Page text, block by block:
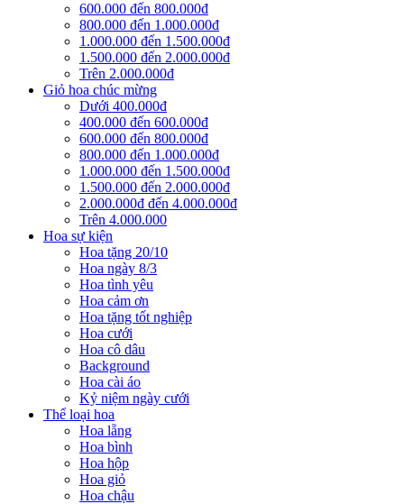
600.000 đến 800.000đ
800.000 đến 1.000.000đ
1.000.000 đến 1.500.000đ
1.500.000 đến 2.000.000đ
Trên 2.000.000đ
Giỏ hoa chúc mừng
Dưới 400.000đ
400.000 đến 600.000đ
600.000 đến 800.000đ
800.000 đến 1.000.000đ
1.000.000 đến 1.500.000đ
1.500.000 đến 2.000.000đ
2.000.000đ đến 4.000.000đ
Trên 4.000.000
Hoa sự kiện
Hoa tặng 20/10
Hoa ngày 8/3
Hoa tình yêu
Hoa cảm ơn
Hoa tặng tốt nghiệp
Hoa cưới
Hoa cô dâu
Background
Hoa cài áo
Kỷ niệm ngày cưới
Thể loại hoa
Hoa lẵng
Hoa bình
Hoa hộp
Hoa giỏ
Hoa chậu